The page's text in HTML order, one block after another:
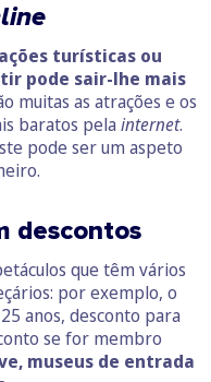
turísticas ou
pode sair-lhe mais
muitas as atrações e os
baratos pela internet.
pode ser um aspeto
descontos
que têm vários
por exemplo, o
anos, desconto para
se for membro
museus de entrada